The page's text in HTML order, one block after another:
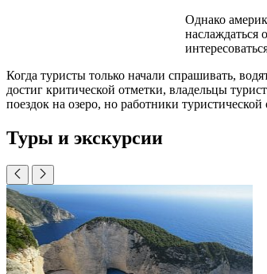
Однако
наслаждаться
Когда туристы только начали спрашивать,
достиг критической отметки, владельцы
поездок на озеро, но работники
Туры и экскурсии